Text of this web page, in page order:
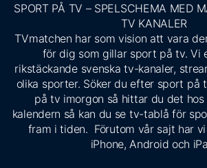
SPORT PÅ TV – SPELSCHEMA MED
TV KANALER
TVmatchen har som vision att vara
för dig som gillar sport på tv. Vi
rikstäckande svenska tv-kanaler,
olika sporter. Söker du efter sport på
på tv imorgon så hittar du det hos
kalendern så kan du se tv-tablå för
fram i tiden. Förutom vår sajt har
iPhone, Android och